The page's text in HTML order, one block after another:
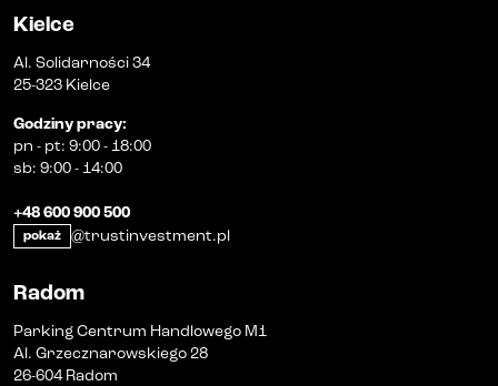
Kielce
Al. Solidarności 34
25-323 Kielce
Godziny pracy:
pn - pt: 9:00 - 18:00
sb: 9:00 - 14:00
+48 600 900 500
pokaż @trustinvestment.pl
Radom
Parking Centrum Handlowego M1
Al. Grzecznarowskiego 28
26-604 Radom